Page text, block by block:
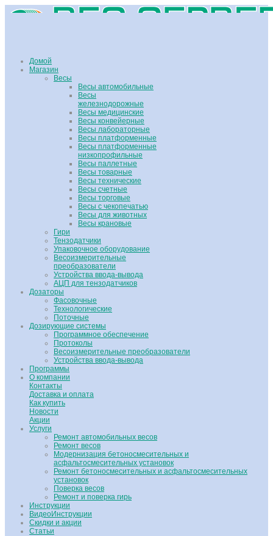
Домой
Магазин
Весы
Весы автомобильные
Весы
железнодорожные
Весы медицинские
Весы конвейерные
Весы лабораторные
Весы платформенные
Весы платформенные
низкопрофильные
Весы паллетные
Весы товарные
Весы технические
Весы счетные
Весы торговые
Весы с чекопечатью
Весы для животных
Весы крановые
Гири
Тензодатчики
Упаковочное оборудование
Весоизмерительные
преобразователи
Устройства ввода-вывода
АЦП для тензодатчиков
Дозаторы
Фасовочные
Технологические
Поточные
Дозирующие системы
Программное обеспечение
Протоколы
Весоизмерительные преобразователи
Устройства ввода-вывода
Программы
О компании
Контакты
Доставка и оплата
Как купить
Новости
Акции
Услуги
Ремонт автомобильных весов
Ремонт весов
Модернизация бетоносмесительных и
асфальтосмесительных установок
Ремонт бетоносмесительных и асфальтосмесительных
установок
Поверка весов
Ремонт и поверка гирь
Инструкции
ВидеоИнструкции
Скидки и акции
Статьи